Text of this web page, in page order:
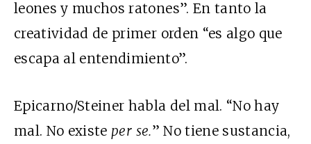
leones y muchos ratones”. En tanto la
creatividad de primer orden “es algo que
escapa al entendimiento”.
Epicarno/Steiner habla del mal. “No hay
mal. No existe per se.” No tiene sustancia,